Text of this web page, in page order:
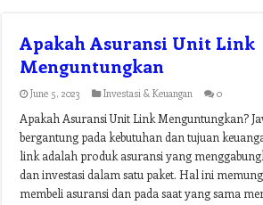
Apakah Asuransi Unit Link
Menguntungkan
June 5, 2023 Investasi & Keuangan 0
Apakah Asuransi Unit Link Menguntungkan?
bergantung pada kebutuhan dan tujuan
link adalah produk asuransi yang
dan investasi dalam satu paket. Hal ini
membeli asuransi dan pada saat yang sama